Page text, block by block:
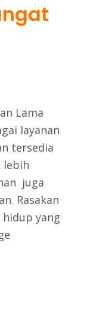
Lama
layanan
tersedia
lebih
juga
Rasakan
yang